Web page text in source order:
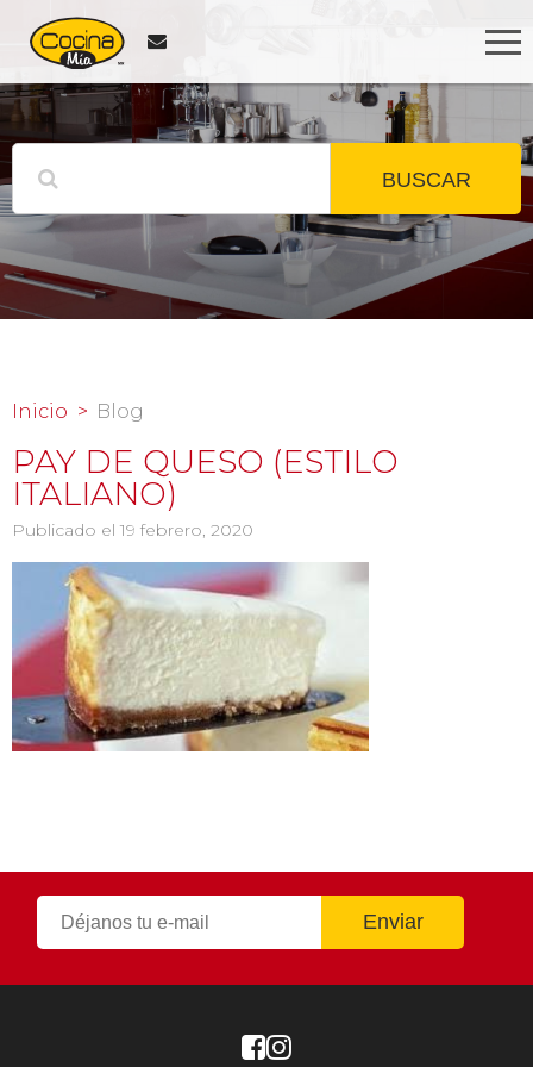
BUSCAR
Inicio Blog
PAY DE QUESO (ESTILO
ITALIANO)
Publicado el 19 febrero, 2020